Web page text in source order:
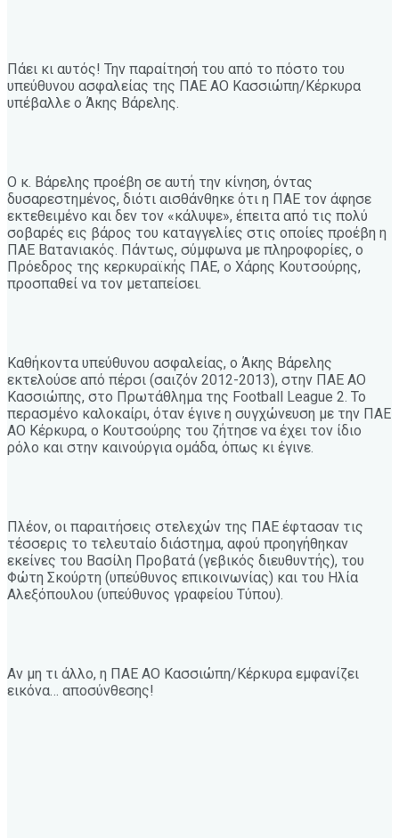
Πάει κι αυτός! Την παραίτησή του από το πόστο του
υπεύθυνου ασφαλείας της ΠΑΕ ΑΟ Κασσιώπη/Κέρκυρα
υπέβαλλε ο Άκης Βάρελης.
Ο κ. Βάρελης προέβη σε αυτή την κίνηση, όντας
δυσαρεστημένος, διότι αισθάνθηκε ότι η ΠΑΕ τον άφησε
εκτεθειμένο και δεν τον «κάλυψε», έπειτα από τις πολύ
σοβαρές εις βάρος του καταγγελίες στις οποίες προέβη η
ΠΑΕ Βατανιακός. Πάντως, σύμφωνα με πληροφορίες, ο
Πρόεδρος της κερκυραϊκής ΠΑΕ, ο Χάρης Κουτσούρης,
προσπαθεί να τον μεταπείσει.
Καθήκοντα υπεύθυνου ασφαλείας, ο Άκης Βάρελης
εκτελούσε από πέρσι (σαιζόν 2012-2013), στην ΠΑΕ ΑΟ
Κασσιώπης, στο Πρωτάθλημα της Football League 2. Το
περασμένο καλοκαίρι, όταν έγινε η συγχώνευση με την ΠΑΕ
ΑΟ Κέρκυρα, ο Κουτσούρης του ζήτησε να έχει τον ίδιο
ρόλο και στην καινούργια ομάδα, όπως κι έγινε.
Πλέον, οι παραιτήσεις στελεχών της ΠΑΕ έφτασαν τις
τέσσερις το τελευταίο διάστημα, αφού προηγήθηκαν
εκείνες του Βασίλη Προβατά (γεβικός διευθυντής), του
Φώτη Σκούρτη (υπεύθυνος επικοινωνίας) και του Ηλία
Αλεξόπουλου (υπεύθυνος γραφείου Τύπου).
Αν μη τι άλλο, η ΠΑΕ ΑΟ Κασσιώπη/Κέρκυρα εμφανίζει
εικόνα… αποσύνθεσης!